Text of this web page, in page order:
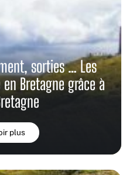
sorties … Les
Bretagne grâce à
plus